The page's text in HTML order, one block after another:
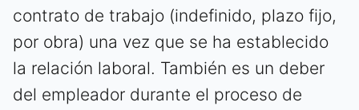
contrato de trabajo (indefinido, plazo fijo,
por obra) una vez que se ha establecido
la relación laboral. También es un deber
del empleador durante el proceso de